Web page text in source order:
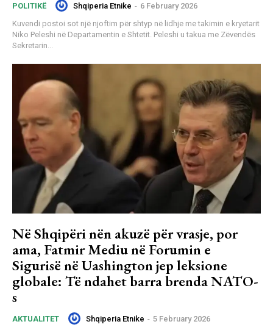
POLITIKË Shqiperia Etnike - 6 February 2026
Kuvendi postoi sot një njoftim për shtyp në lidhje me takimin e kryetarit
Niko Peleshi në Departamentin e Shtetit. Peleshi u takua me Zëvendës
Sekretarin...
Në Shqipëri nën akuzë për vrasje, por
ama, Fatmir Mediu në Forumin e
Sigurisë në Uashington jep leksione
globale: Të ndahet barra brenda NATO-
s
AKTUALITET Shqiperia Etnike - 5 February 2026